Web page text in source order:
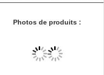
Photos de produits :